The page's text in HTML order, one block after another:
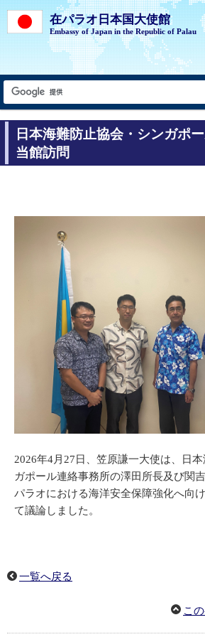
在パラオ日本国大使館
Embassy of Japan in the Republic of Palau
日本海難防止協会・シンガポ
当館訪問
2026年4月27日、笠原謙一大使は、日
ガポール連絡事務所の澤田所長及び関
パラオにおける海洋安全保障強化へ向
て議論しました。
一覧へ戻る
こ